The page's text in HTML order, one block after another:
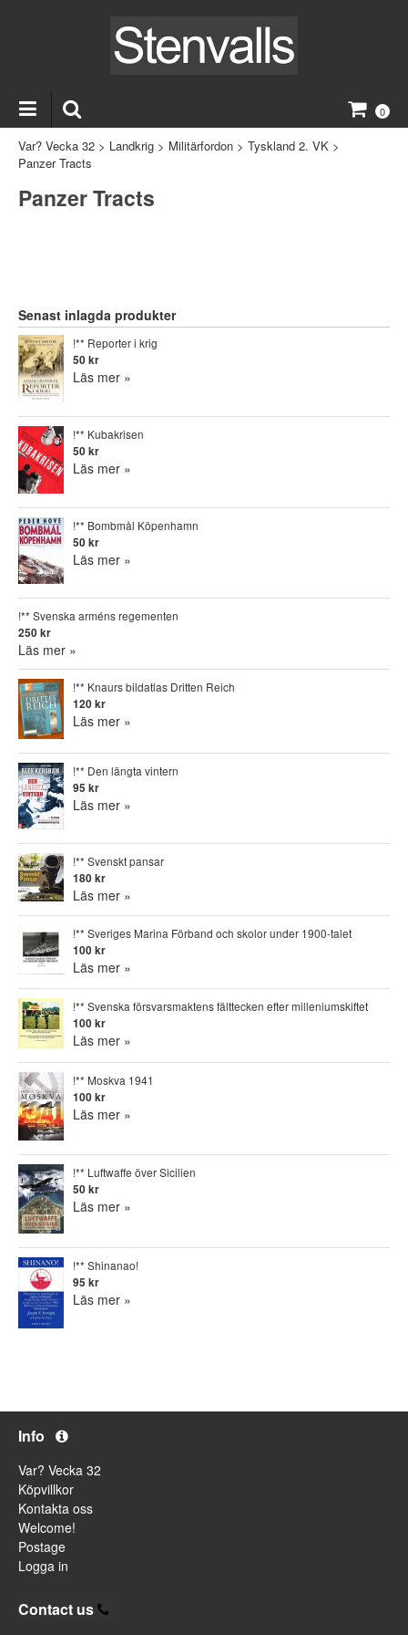
0
Var? Vecka 32 > Landkrig > Militärfordon > Tyskland 2. VK >
Panzer Tracts
Panzer Tracts
Senast inlagda produkter
!** Reporter i krig
50 kr
Läs mer »
!** Kubakrisen
50 kr
Läs mer »
!** Bombmål Köpenhamn
50 kr
Läs mer »
!** Svenska arméns regementen
250 kr
Läs mer »
!** Knaurs bildatlas Dritten Reich
120 kr
Läs mer »
!** Den längta vintern
95 kr
Läs mer »
!** Svenskt pansar
180 kr
Läs mer »
!** Sveriges Marina Förband och skolor under 1900-talet
100 kr
Läs mer »
!** Svenska försvarsmaktens fälttecken efter milleniumskiftet
100 kr
Läs mer »
!** Moskva 1941
100 kr
Läs mer »
!** Luftwaffe över Sicilien
50 kr
Läs mer »
!** Shinanao!
95 kr
Läs mer »
Info
Var? Vecka 32
Köpvillkor
Kontakta oss
Welcome!
Postage
Logga in
Contact us